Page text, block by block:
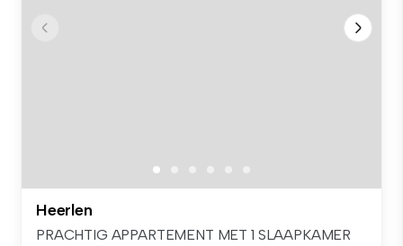
Heerlen
PRACHTIG APPARTEMENT MET 1 SLAAPKAMER